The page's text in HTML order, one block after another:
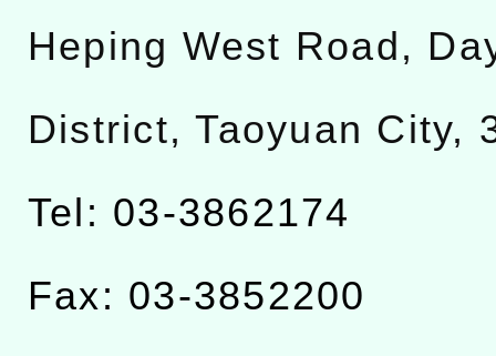
Heping West Road,
District, Taoyuan City,
Tel: 03-3862174
Fax: 03-3852200